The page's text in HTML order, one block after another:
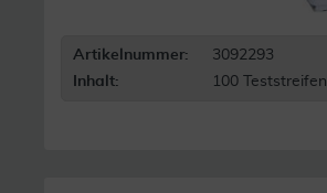
Artikelnummer: 3092293
Inhalt:
100 Teststreifen